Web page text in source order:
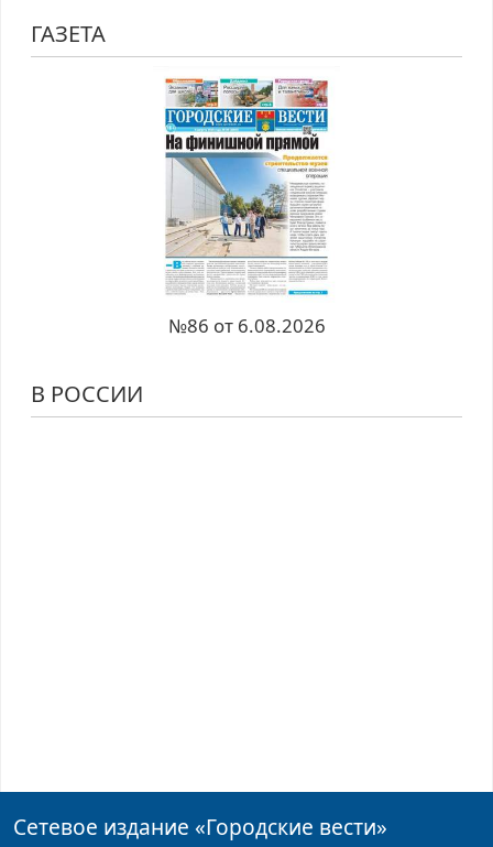
ГАЗЕТА
№86 от 6.08.2026
В РОССИИ
Сетевое издание «Городские вести»